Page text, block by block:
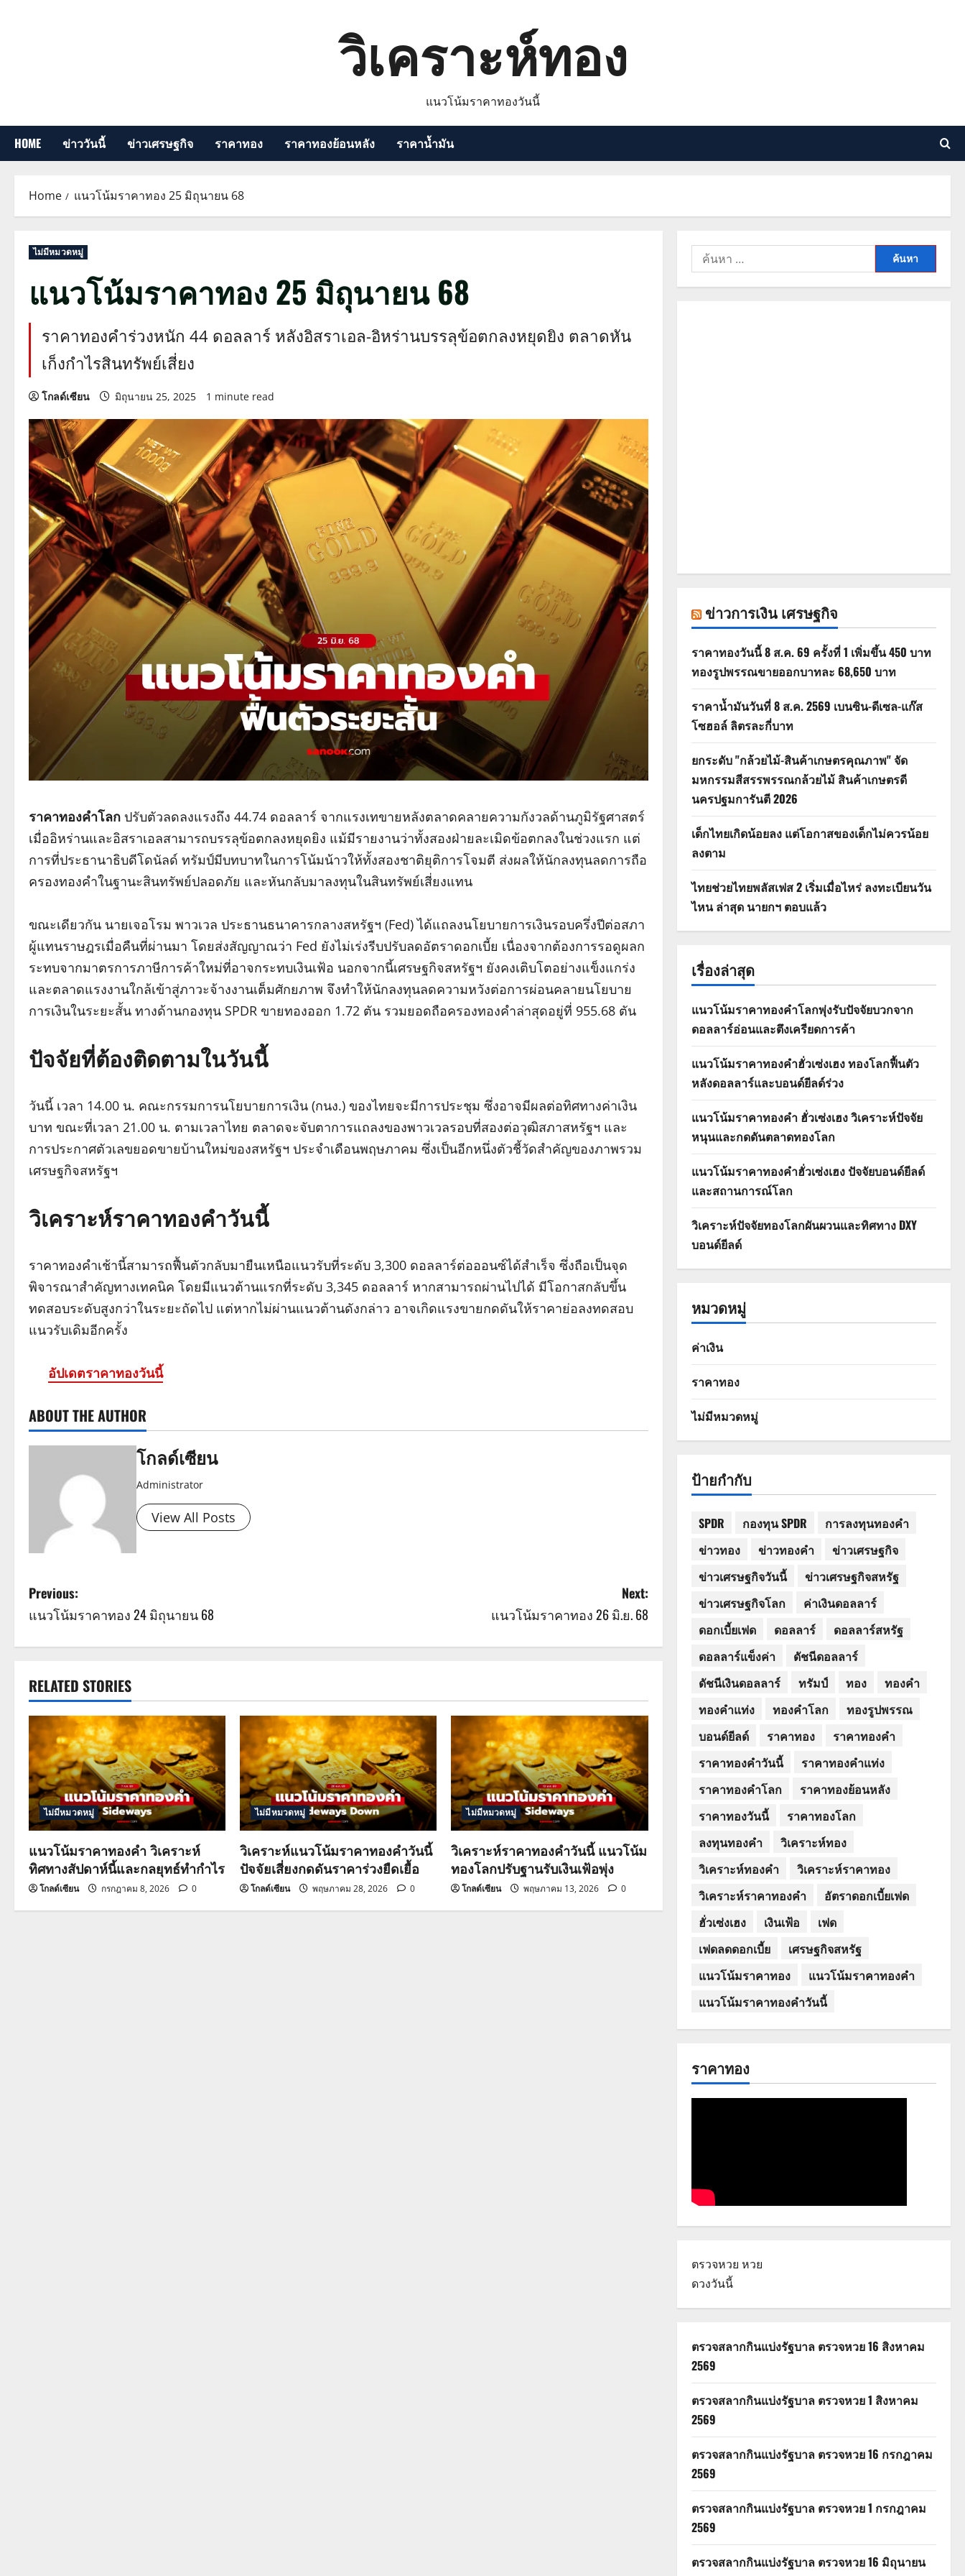
วิเคราะห์ทอง
แนวโน้มราคาทองวันนี้
HOME ข่าววันนี้ ข่าวเศรษฐกิจ ราคาทอง ราคาทองย้อนหลัง ราคาน้ำมัน
Home แนวโน้มราคาทอง 25 มิถุนายน 68
ไม่มีหมวดหมู่
แนวโน้มราคาทอง 25 มิถุนายน 68
ราคาทองคำร่วงหนัก 44 ดอลลาร์ หลังอิสราเอล-อิหร่านบรรลุข้อตกลงหยุดยิง ตลาดหัน
เก็งกำไรสินทรัพย์เสี่ยง
โกลด์เซียน มิถุนายน 25, 2025 1 minute read
ราคาทองคำโลก ปรับตัวลดลงแรงถึง 44.74 ดอลลาร์ จากแรงเทขายหลังตลาดคลายความกังวลด้านภูมิรัฐศาสตร์
เมื่ออิหร่านและอิสราเอลสามารถบรรลุข้อตกลงหยุดยิง แม้มีรายงานว่าทั้งสองฝ่ายละเมิดข้อตกลงในช่วงแรก แต่
การที่ประธานาธิบดีโดนัลด์ ทรัมป์มีบทบาทในการโน้มน้าวให้ทั้งสองชาติยุติการโจมตี ส่งผลให้นักลงทุนลดการถือ
ครองทองคำในฐานะสินทรัพย์ปลอดภัย และหันกลับมาลงทุนในสินทรัพย์เสี่ยงแทน
ขณะเดียวกัน นายเจอโรม พาวเวล ประธานธนาคารกลางสหรัฐฯ (Fed) ได้แถลงนโยบายการเงินรอบครึ่งปีต่อสภา
ผู้แทนราษฎรเมื่อคืนที่ผ่านมา โดยส่งสัญญาณว่า Fed ยังไม่เร่งรีบปรับลดอัตราดอกเบี้ย เนื่องจากต้องการรอดูผลก
ระทบจากมาตรการภาษีการค้าใหม่ที่อาจกระทบเงินเฟ้อ นอกจากนี้เศรษฐกิจสหรัฐฯ ยังคงเติบโตอย่างแข็งแกร่ง
และตลาดแรงงานใกล้เข้าสู่ภาวะจ้างงานเต็มศักยภาพ จึงทำให้นักลงทุนลดความหวังต่อการผ่อนคลายนโยบาย
การเงินในระยะสั้น ทางด้านกองทุน SPDR ขายทองออก 1.72 ตัน รวมยอดถือครองทองคำล่าสุดอยู่ที่ 955.68 ตัน
ปัจจัยที่ต้องติดตามในวันนี้
วันนี้ เวลา 14.00 น. คณะกรรมการนโยบายการเงิน (กนง.) ของไทยจะมีการประชุม ซึ่งอาจมีผลต่อทิศทางค่าเงิน
บาท ขณะที่เวลา 21.00 น. ตามเวลาไทย ตลาดจะจับตาการแถลงของพาวเวลรอบที่สองต่อวุฒิสภาสหรัฐฯ และ
การประกาศตัวเลขยอดขายบ้านใหม่ของสหรัฐฯ ประจำเดือนพฤษภาคม ซึ่งเป็นอีกหนึ่งตัวชี้วัดสำคัญของภาพรวม
เศรษฐกิจสหรัฐฯ
วิเคราะห์ราคาทองคำวันนี้
ราคาทองคำเช้านี้สามารถฟื้นตัวกลับมายืนเหนือแนวรับที่ระดับ 3,300 ดอลลาร์ต่อออนซ์ได้สำเร็จ ซึ่งถือเป็นจุด
พิจารณาสำคัญทางเทคนิค โดยมีแนวต้านแรกที่ระดับ 3,345 ดอลลาร์ หากสามารถผ่านไปได้ มีโอกาสกลับขึ้น
ทดสอบระดับสูงกว่าในระยะถัดไป แต่หากไม่ผ่านแนวต้านดังกล่าว อาจเกิดแรงขายกดดันให้ราคาย่อลงทดสอบ
แนวรับเดิมอีกครั้ง
อัปเดตราคาทองวันนี้
ABOUT THE AUTHOR
โกลด์เซียน
Administrator
View All Posts
P
o
s
t
n
a
v
i
g
a
t
Previous:
แนวโน้มราคาทอง 24 มิถุนายน 68
Next:
แนวโน้มราคาทอง 26 มิ.ย. 68
RELATED STORIES
ไม่มีหมวดหมู่
แนวโน้มราคาทองคำ วิเคราะห์
ทิศทางสัปดาห์นี้และกลยุทธ์ทำกำไร
โกลด์เซียน กรกฎาคม 8, 2026 0
ไม่มีหมวดหมู่
วิเคราะห์แนวโน้มราคาทองคำวันนี้
ปัจจัยเสี่ยงกดดันราคาร่วงยืดเยื้อ
โกลด์เซียน พฤษภาคม 28, 2026 0
ไม่มีหมวดหมู่
วิเคราะห์ราคาทองคำวันนี้ แนวโน้ม
ทองโลกปรับฐานรับเงินเฟ้อพุ่ง
โกลด์เซียน พฤษภาคม 13, 2026 0
ค้นหา
สำหรับ:
ข่าวการเงิน เศรษฐกิจ
ราคาทองวันนี้ 8 ส.ค. 69 ครั้งที่ 1 เพิ่มขึ้น 450 บาท
ทองรูปพรรณขายออกบาทละ 68,650 บาท
ราคาน้ำมันวันที่ 8 ส.ค. 2569 เบนซิน-ดีเซล-แก๊ส
โซฮอล์ ลิตรละกี่บาท
ยกระดับ "กล้วยไม้-สินค้าเกษตรคุณภาพ" จัด
มหกรรมสีสรรพรรณกล้วยไม้ สินค้าเกษตรดี
นครปฐมการันตี 2026
เด็กไทยเกิดน้อยลง แต่โอกาสของเด็กไม่ควรน้อย
ลงตาม
ไทยช่วยไทยพลัสเฟส 2 เริ่มเมื่อไหร่ ลงทะเบียนวัน
ไหน ล่าสุด นายกฯ ตอบแล้ว
เรื่องล่าสุด
แนวโน้มราคาทองคำโลกพุ่งรับปัจจัยบวกจาก
ดอลลาร์อ่อนและตึงเครียดการค้า
แนวโน้มราคาทองคำฮั่วเซ่งเฮง ทองโลกฟื้นตัว
หลังดอลลาร์และบอนด์ยีลด์ร่วง
แนวโน้มราคาทองคำ ฮั่วเซ่งเฮง วิเคราะห์ปัจจัย
หนุนและกดดันตลาดทองโลก
แนวโน้มราคาทองคำฮั่วเซ่งเฮง ปัจจัยบอนด์ยีลด์
และสถานการณ์โลก
วิเคราะห์ปัจจัยทองโลกผันผวนและทิศทาง DXY
บอนด์ยีลด์
หมวดหมู่
ค่าเงิน
ราคาทอง
ไม่มีหมวดหมู่
ป้ายกำกับ
SPDR กองทุน SPDR
การลงทุนทองคำ
ข่าวทอง
ข่าวทองคำ
ข่าวเศรษฐกิจ
ข่าวเศรษฐกิจวันนี้
ข่าวเศรษฐกิจสหรัฐ
ข่าวเศรษฐกิจโลก
ค่าเงินดอลลาร์
ดอกเบี้ยเฟด
ดอลลาร์
ดอลลาร์สหรัฐ
ดอลลาร์แข็งค่า
ดัชนีดอลลาร์
ดัชนีเงินดอลลาร์
ทรัมป์ ทอง
ทองคำ
ทองคำแท่ง
ทองคำโลก
ทองรูปพรรณ
บอนด์ยีลด์
ราคาทอง
ราคาทองคำ
ราคาทองคำวันนี้
ราคาทองคำแท่ง
ราคาทองคำโลก
ราคาทองย้อนหลัง
ราคาทองวันนี้
ราคาทองโลก
ลงทุนทองคำ
วิเคราะห์ทอง
วิเคราะห์ทองคำ
วิเคราะห์ราคาทอง
วิเคราะห์ราคาทองคำ
อัตราดอกเบี้ยเฟด
ฮั่วเซ่งเฮง
เงินเฟ้อ
เฟด
เฟดลดดอกเบี้ย
เศรษฐกิจสหรัฐ
แนวโน้มราคาทอง
แนวโน้มราคาทองคำ
แนวโน้มราคาทองคำวันนี้
ราคาทอง
ตรวจหวย หวย
ดวงวันนี้
ตรวจสลากกินแบ่งรัฐบาล ตรวจหวย 16 สิงหาคม
2569
ตรวจสลากกินแบ่งรัฐบาล ตรวจหวย 1 สิงหาคม
2569
ตรวจสลากกินแบ่งรัฐบาล ตรวจหวย 16 กรกฎาคม
2569
ตรวจสลากกินแบ่งรัฐบาล ตรวจหวย 1 กรกฎาคม
2569
ตรวจสลากกินแบ่งรัฐบาล ตรวจหวย 16 มิถุนายน